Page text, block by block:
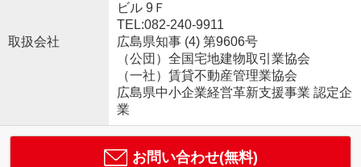
取扱会社
ビル 9Ｆ
TEL:082-240-9911
広島県知事 (4) 第9606号
（公団）全国宅地建物取引業協会
（一社）賃貸不動産管理業協会
広島県中小企業経営革新支援事業 認定企
業
お問い合わせ(無料)